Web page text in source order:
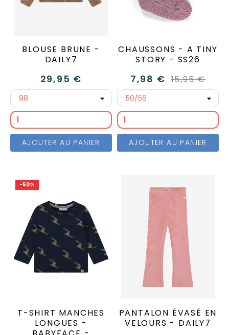
BLOUSE BRUNE -
DAILY7
29,95 €
AJOUTER AU PANIER
CHAUSSONS - A TINY
STORY - SS26
7,98 € 15,95 €
AJOUTER AU PANIER
-50%
T-SHIRT MANCHES
LONGUES -
PANTALON ÉVASÉ EN
VELOURS - DAILY7